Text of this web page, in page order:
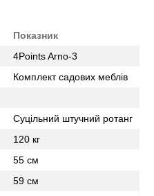
Показник
4Points Arno-3
Комплект садових меблів
Суцільний штучний ротанг
120 кг
55 см
59 см